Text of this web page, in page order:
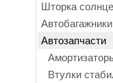
Шторка
Автобагажники
Автозапчасти
Втулки